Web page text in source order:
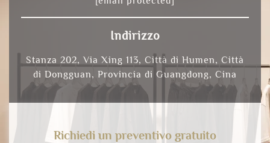
Indirizzo
Stanza 202, Via Xing 113, Città di Humen, Città
di Dongguan, Provincia di Guangdong, Cina
Richiedi un preventivo gratuito